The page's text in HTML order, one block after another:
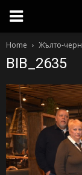
Home Жълто-
BIB_2635